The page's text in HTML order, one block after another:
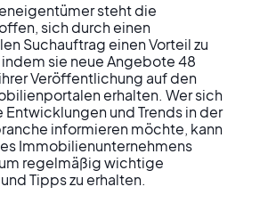
steht die
sich durch einen
Suchauftrag einen Vorteil zu
sie neue Angebote 48
Veröffentlichung auf den
erhalten. Wer sich
Entwicklungen und Trends in der
informieren möchte, kann
Immobilienunternehmens
regelmäßig wichtige
Tipps zu erhalten.